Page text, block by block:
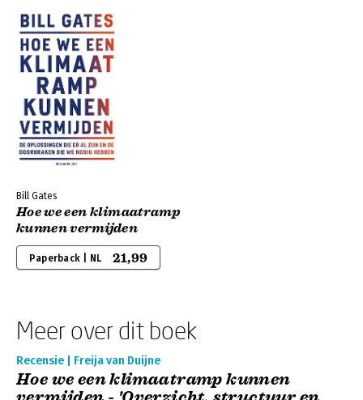
Bill Gates
Hoe we een klimaatramp
kunnen vermijden
Paperback | NL 21,99
Meer over dit boek
Recensie | Freija van Duijne
Hoe we een klimaatramp kunnen